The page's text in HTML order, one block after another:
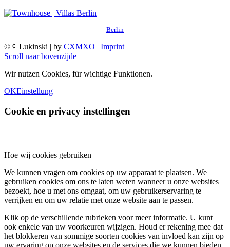
Berlin
© ℄ Lukinski | by CXMXO | Imprint
Scroll naar bovenzijde
Wir nutzen Cookies, für wichtige Funktionen.
OKEinstellung
Cookie en privacy instellingen
Hoe wij cookies gebruiken
We kunnen vragen om cookies op uw apparaat te plaatsen. We
gebruiken cookies om ons te laten weten wanneer u onze websites
bezoekt, hoe u met ons omgaat, om uw gebruikerservaring te
verrijken en om uw relatie met onze website aan te passen.
Klik op de verschillende rubrieken voor meer informatie. U kunt
ook enkele van uw voorkeuren wijzigen. Houd er rekening mee dat
het blokkeren van sommige soorten cookies van invloed kan zijn op
uw ervaring op onze websites en de services die we kunnen bieden.